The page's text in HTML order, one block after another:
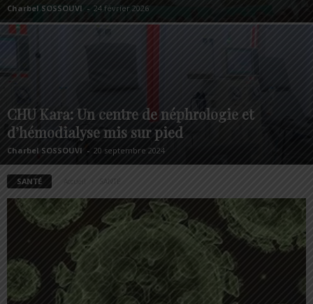
Charbel SOSSOUVI - 24 février 2026
CHU Kara: Un centre de néphrologie et
d’hémodialyse mis sur pied
Charbel SOSSOUVI - 20 septembre 2024
SANTÉ SANTÉ